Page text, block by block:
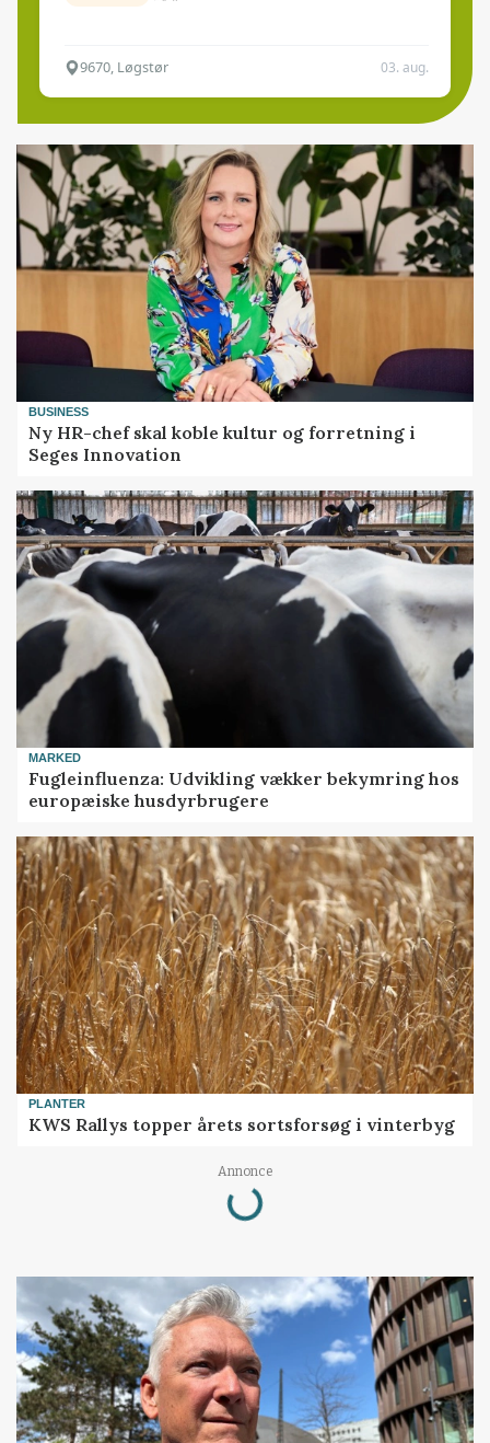
9670, Løgstør 03. aug.
BUSINESS
Ny HR-chef skal koble kultur og forretning i
Seges Innovation
MARKED
Fugleinfluenza: Udvikling vækker bekymring hos
europæiske husdyrbrugere
PLANTER
KWS Rallys topper årets sortsforsøg i vinterbyg
Annonce
Loading...